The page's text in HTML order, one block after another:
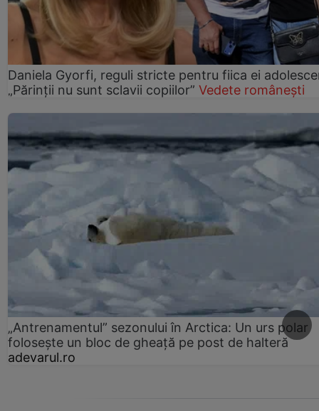
Daniela Gyorfi, reguli stricte pentru fiica ei
„Părinții nu sunt sclavii copiilor” Vedete românești
„Antrenamentul” sezonului în Arctica: Un urs polar
folosește un bloc de gheață pe post de halteră
adevarul.ro